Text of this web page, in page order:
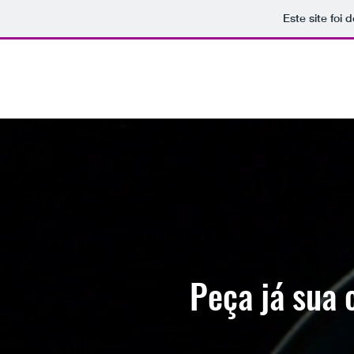
Este site foi
Peça já sua